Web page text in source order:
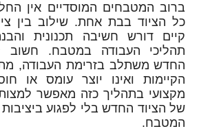
ברוב המטבחים המוסדיים אין
כל הציוד בבת אחת. שילוב בין
קיים דורש חשיבה תכנונית
תהליכי העבודה במטבח. חשוב
החדש משתלב בזרימת העבודה,
הקיימות ואינו יוצר עומס או
מקצועי בתהליך כזה מאפשר
של הציוד החדש בלי לפגוע
המטבח.